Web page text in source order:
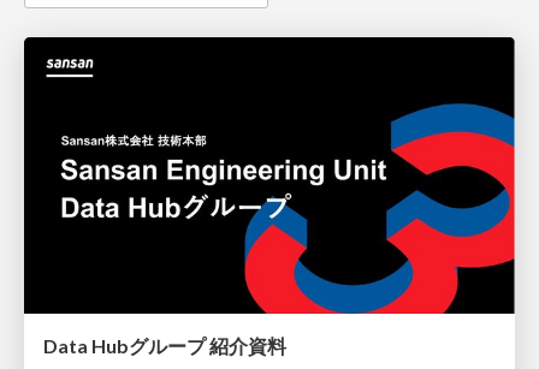
Data Hubグループ 紹介資料